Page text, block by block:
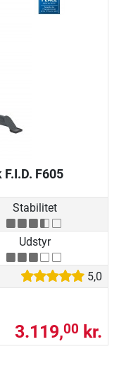
F605
Stabilitet
Udstyr
5,0
3.119,00 kr.